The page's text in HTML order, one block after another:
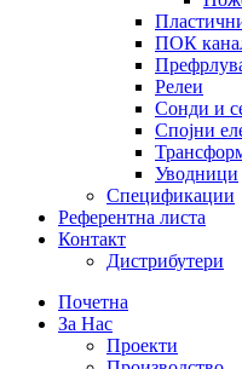
ПОК
Релеи
Сонди и
Спојни
Уводници
Спецификации
Референтна листа
Контакт
Дистрибутери
Почетна
За Нас
Проекти